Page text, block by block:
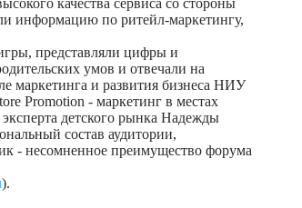
качества сервиса со стороны
информацию по ритейл-маркетингу,
представляли цифры и
умов и отвечали на
маркетинга и развития бизнеса НИУ
Promotion - маркетинг в местах
детского рынка Надежды
состав аудитории,
- несомненное преимущество форума
).